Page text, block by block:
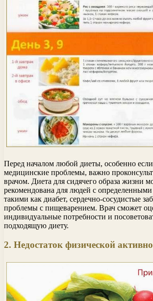
Перед началом любой диеты, особенно если
медицинские проблемы, важно
врачом. Диета для сидячего образа жизни
рекомендована для людей с
такими как диабет, сердечно-сосудистые
проблемы с пищеварением. Врач сможет
индивидуальные потребности и
подходящую диету.
2. Недостаток физической